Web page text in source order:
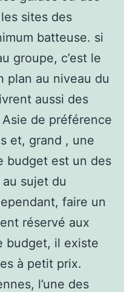
sites des
batteuse. si
groupe, c’est le
plan au niveau du
aussi des
de préférence
et, grand , une
budget est un des
sujet du
faire un
réservé aux
budget, il existe
à petit prix.
l’une des